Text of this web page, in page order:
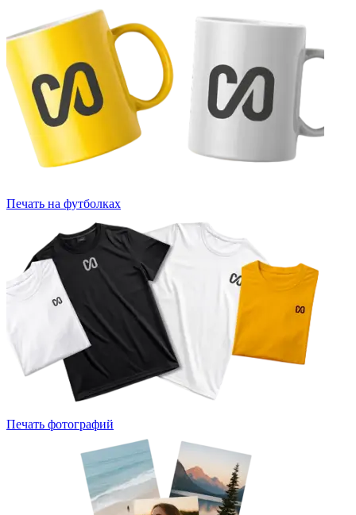
Печать на футболках
Печать фотографий